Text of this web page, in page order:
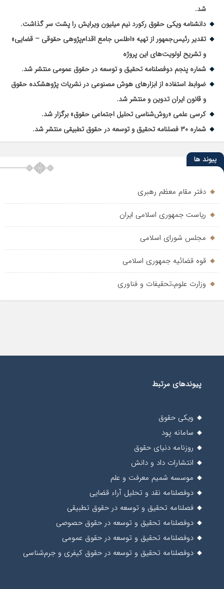
شد.
دانشنامه ویکی حقوق رکورد نیم میلیون ویرایش را پشت سر گذاشت.
تقدیر رئیس‌جمهور از تهیه «اطلس جامع اقدام‌پژوهی حقوقی – قضایی»
و تشریح اولویت‌های این پروژه
شماره پنجم دوفصلنامه تحقیق و توسعه در حقوق عمومی منتشر شد.
ضوابط استفاده از ابزارهای هوش مصنوعی در نشریات پژوهشکده حقوق
و قانون ایران تدوین و منتشر شد.
کرسی علمی «روش‌شناسی تحلیل اجتماعی حقوق» برگزار شد.
شماره ۳۰ فصلنامه تحقیق و توسعه در حقوق تطبیقی منتشر شد.
پیوند ها
دفتر مقام معظم رهبری
ریاست جمهوری اسلامی ایران
مجلس شورای اسلامی
قوه قضائیه جمهوری اسلامی
وزارت علوم،تحقیفات و فناوری
پیوندهای مرتبط
ویکی حقوق
سامانه پود
روزنامه دنیای حقوق
انتشارات داد و دانش
موسسه شمیم معرفت و علم
دوفصلنامه نقد و تحلیل آراء قضایی
فصلنامه تحقیق و توسعه در حقوق تطبیقی
دوفصلنامه تحقیق و توسعه در حقوق حصوصی
دوفصلنامه تحقیق و توسعه در حقوق عمومی
دوفصلنامه تحقیق و توسعه در حقوق کیفری و جرم‌شناسی